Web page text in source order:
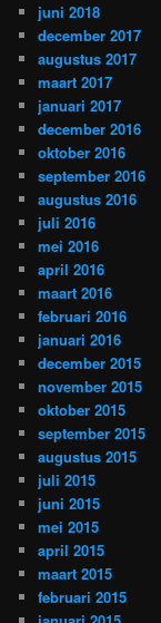
juni 2018
december 2017
augustus 2017
maart 2017
januari 2017
december 2016
oktober 2016
september 2016
augustus 2016
juli 2016
mei 2016
april 2016
maart 2016
februari 2016
januari 2016
december 2015
november 2015
oktober 2015
september 2015
augustus 2015
juli 2015
juni 2015
mei 2015
april 2015
maart 2015
februari 2015